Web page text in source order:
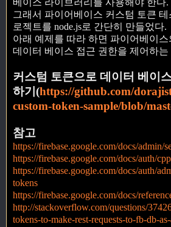
그래서 파이어베이스 커스텀 토큰
로젝트를 node.js로 간단히 만들었다.
아래 예제를 따라 하면 파이어베이
데이터 베이스 접근 권한을 제어하
커스텀 토큰으로 데이터 베이
하기(https://github.com/
custom-token-sample/blob/
참고
https://firebase.google.com/docs/admin/
https://firebase.google.com/docs/auth/
https://firebase.google.com/docs/auth/
tokens
https://firebase.google.com/docs/
http://stackoverflow.com/questions/
tokens-to-make-rest-requests-to-fb-db-